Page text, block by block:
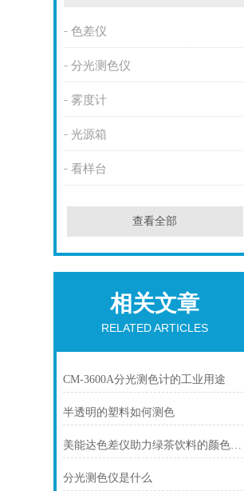
色差仪
分光测色仪
雾度计
光源箱
看样台
查看全部
相关文章
RELATED ARTICLES
CM-3600A分光测色计的工业用途
半透明的塑料如何测色
美能达色差仪助力绿茶饮料的颜色把控
分光测色仪是什么